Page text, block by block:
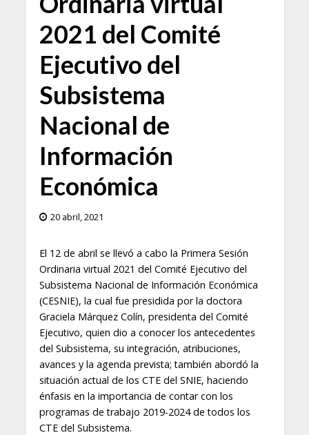
2021 del Comité
Ejecutivo del
Subsistema
Nacional de
Información
Económica
20 abril, 2021
El 12 de abril se llevó a cabo la Primera Sesión
Ordinaria virtual 2021 del Comité Ejecutivo del
Subsistema Nacional de Información Económica
(CESNIE), la cual fue presidida por la doctora
Graciela Márquez Colín, presidenta del Comité
Ejecutivo, quien dio a conocer los antecedentes
del Subsistema, su integración, atribuciones,
avances y la agenda prevista; también abordó la
situación actual de los CTE del SNIE, haciendo
énfasis en la importancia de contar con los
programas de trabajo 2019-2024 de todos los
CTE del Subsistema.